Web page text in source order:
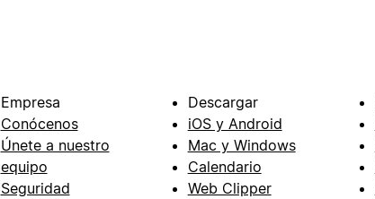
Empresa
Conócenos
Únete a nuestro
equipo
Seguridad
Descargar
iOS y Android
Mac y Windows
Calendario
Web Clipper